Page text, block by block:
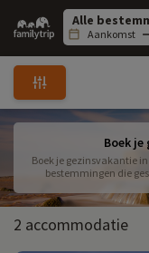
Family
trip
Aankomst
Boek
Boek je gezinsvakantie
bestemmingen die
het ligt
2 accommodatie